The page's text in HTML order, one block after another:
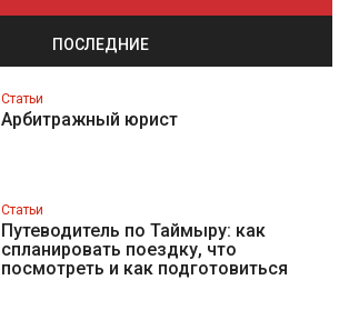
ПОСЛЕДНИЕ
Статьи
Арбитражный юрист
Статьи
Путеводитель по Таймыру: как
спланировать поездку, что
посмотреть и как подготовиться